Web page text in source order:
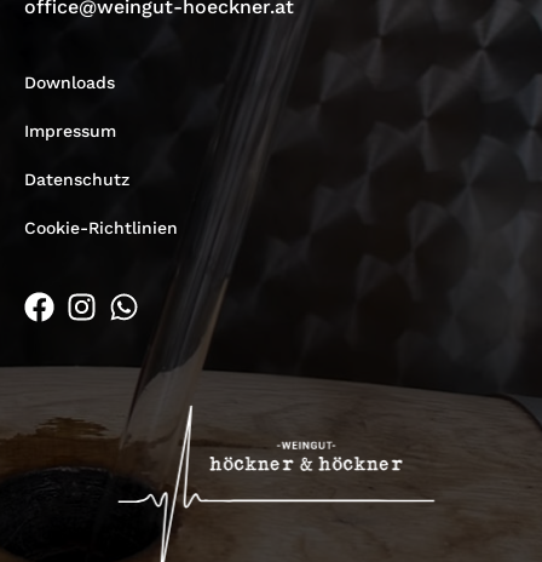
office@weingut-hoeckner.at
Downloads
Impressum
Datenschutz
Cookie-Richtlinien